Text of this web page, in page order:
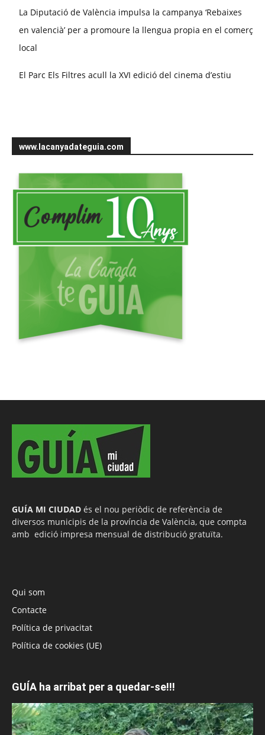
La Diputació de València impulsa la campanya ‘Rebaixes
en valencià’ per a promoure la llengua propia en el comerç
local
El Parc Els Filtres acull la XVI edició del cinema d’estiu
www.lacanyadateguia.com
GUÍA MI CIUDAD és el nou periòdic de referència de
diversos municipis de la província de València, que compta
amb edició impresa mensual de distribució gratuïta.
Qui som
Contacte
Política de privacitat
Política de cookies (UE)
GUÍA ha arribat per a quedar-se!!!
Reproductor
de